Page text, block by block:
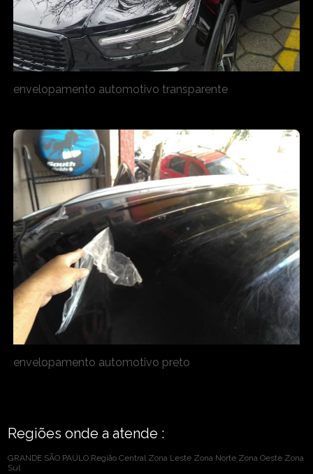
envelopamento automotivo transparente
envelopamento automotivo preto
Regiões onde a atende :
GRANDE SÃO PAULO Região Central Zona Leste Zona Norte Zona Oeste Zona
Sul